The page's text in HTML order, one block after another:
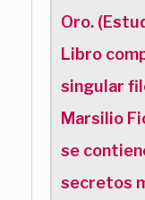
Oro.
Libro
singular
Marsilio
se
secretos